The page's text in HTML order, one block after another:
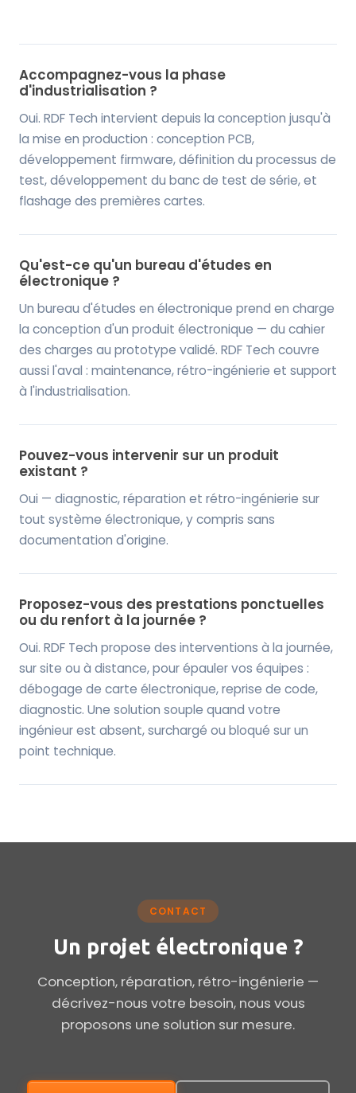
Accompagnez-vous la phase
d'industrialisation ?
Oui. RDF Tech intervient depuis la conception jusqu'à
la mise en production : conception PCB,
développement firmware, définition du processus de
test, développement du banc de test de série, et
flashage des premières cartes.
Qu'est-ce qu'un bureau d'études en
électronique ?
Un bureau d'études en électronique prend en charge
la conception d'un produit électronique — du cahier
des charges au prototype validé. RDF Tech couvre
aussi l'aval : maintenance, rétro-ingénierie et support
à l'industrialisation.
Pouvez-vous intervenir sur un produit
existant ?
Oui — diagnostic, réparation et rétro-ingénierie sur
tout système électronique, y compris sans
documentation d'origine.
Proposez-vous des prestations ponctuelles
ou du renfort à la journée ?
Oui. RDF Tech propose des interventions à la journée,
sur site ou à distance, pour épauler vos équipes :
débogage de carte électronique, reprise de code,
diagnostic. Une solution souple quand votre
ingénieur est absent, surchargé ou bloqué sur un
point technique.
CONTACT
Un projet électronique ?
Conception, réparation, rétro-ingénierie —
décrivez-nous votre besoin, nous vous
proposons une solution sur mesure.